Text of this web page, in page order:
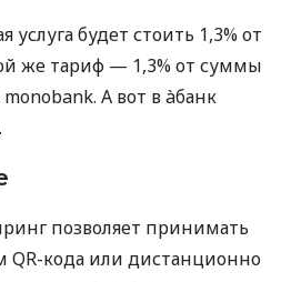
услуга будет стоить 1,3% от
же тариф — 1,3% от суммы
А вот в àбанк
позволяет принимать
QR-кода или дистанционно